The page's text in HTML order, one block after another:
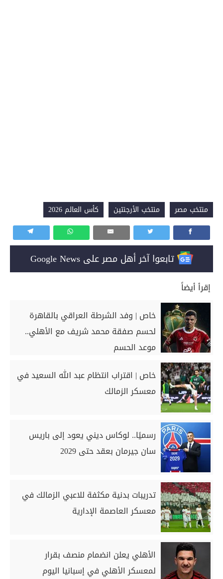
منتخب مصر منتخب الأرجنتين كأس العالم 2026
تابعوا آخر أهل مصر على Google News
إقرأ أيضاً
خاص | وفد الشرطة العراقي بالقاهرة
لحسم صفقة محمد شريف مع الأهلي..
موعد الحسم
خاص | اقتراب انتظام عبد الله السعيد في
معسكر الزمالك
رسميًا.. لوكاس ديني يعود إلى باريس
سان جيرمان بعقد حتى 2029
تدريبات بدنية مكثفة للاعبي الزمالك في
معسكر العاصمة الإدارية
الأهلي يعلن انضمام منصف بقرار
لمعسكر الأهلي في إسبانيا اليوم